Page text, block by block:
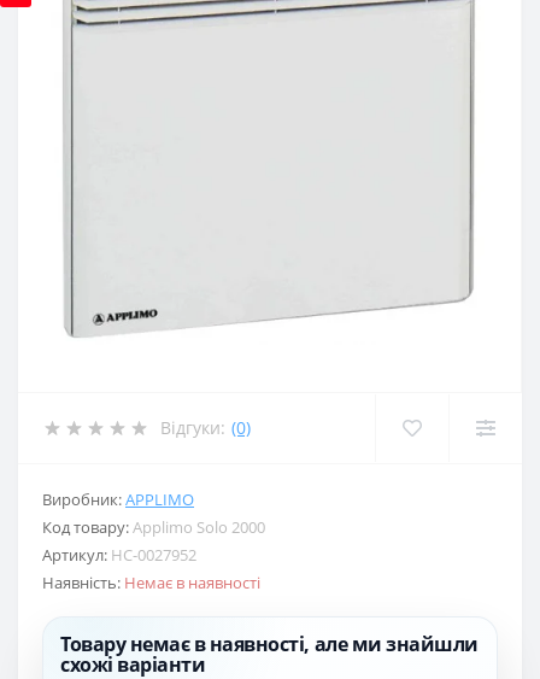
Відгуки: (0)
Виробник:APPLIMO
Код товару:Applimo Solo 2000
Артикул: НС-0027952
Наявність: Немає в наявності
Товару немає в наявності, але ми знайшли
схожі варіанти